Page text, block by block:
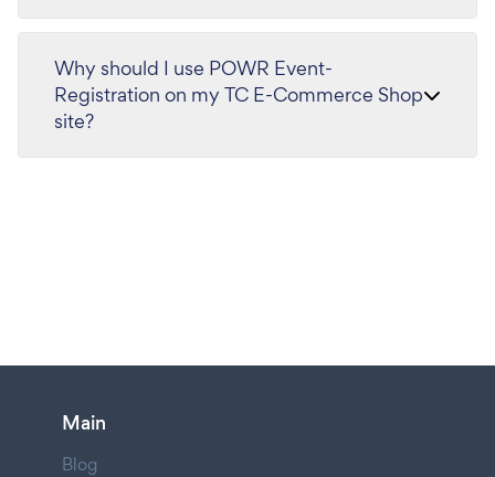
Why should I use POWR Event-
Registration on my TC E-Commerce Shop
site?
Main
Blog